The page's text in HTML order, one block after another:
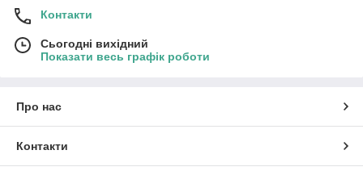
Контакти
Сьогодні вихідний
Показати весь графік роботи
Про нас
Контакти